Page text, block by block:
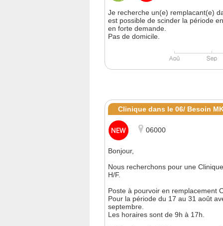
Je recherche un(e) remplacant(e)
est possible de scinder la période
en forte demande.
Pas de domicile.
Clinique dans le 06/ Besoin
06000
Bonjour,
Nous recherchons pour une
H/F.
Poste à pourvoir en remplacement
Pour la période du 17 au 31 août
septembre.
Les horaires sont de 9h à 17h.